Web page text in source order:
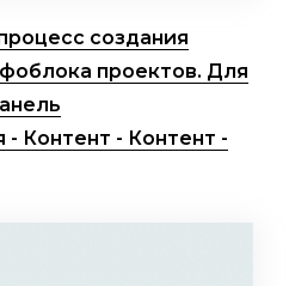
создания
проектов. Для
Контент - Контент -